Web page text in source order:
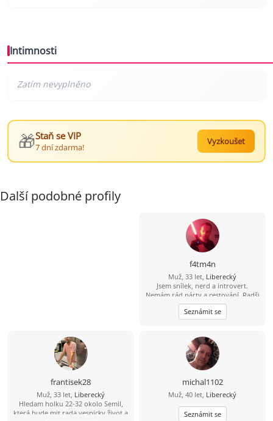
Intimnosti
🎁Staň se VIP
7 dní zdarma!
Vyzkoušet
Další podobné profily
f4tm4n
Muž, 33 let, Liberecký
Jsem snílek, nerd a introvert.
Nemám rád párty a cestování. Radši
si čtu nebo se projdu a rád
modelařím. Jsem romantik a doufám
že mi osud nějak přihraje do cesty
klid a pomalý život. Hledám něco do
čeho rád naliju zbylé roky života, ne
jednodenní romanci. Když mi řekneš
že dáváš na čaj a pak si pustíme dvě
věže máš vyhráno :D
Seznámit se
frantisek28
Muž, 33 let, Liberecký
Hledam holku 22-32 okolo Semil,
která bude mit rada vesnicky život a
michal1102
Muž, 40 let, Liberecký
Seznámit se